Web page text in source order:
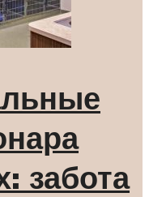
забота